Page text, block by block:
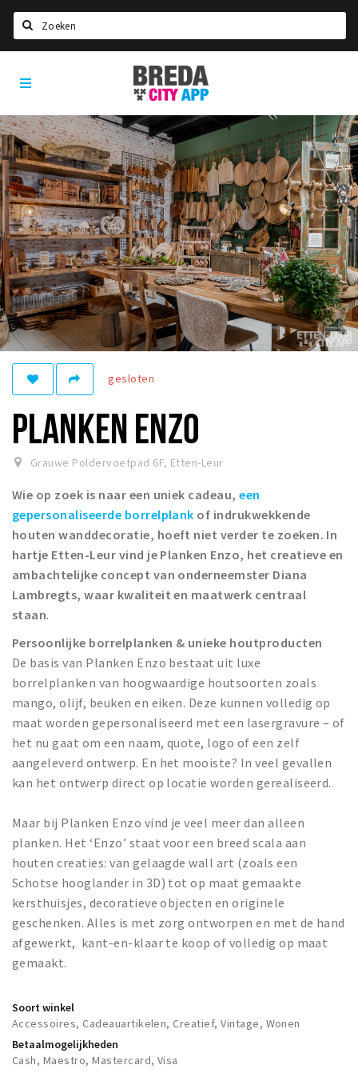
Home
Agenda
Deals
Party pics
Nieuws, interviews & blogs
Eten
Drinken
Slapen
Recreatief
Winkels
Winkelgebieden
Bezienswaardigheden
Musea, theaters & podia
Uitjes & activiteiten
Toeristische routes
Natuurgebieden
Baroniepoorten
Sport
Privacy
Inloggen
Breda
City
App
gesloten
PLANKEN ENZO
Grauwe Poldervoetpad 6F, Etten-Leur
Wie op zoek is naar een uniek cadeau, een
gepersonaliseerde borrelplank of indrukwekkende
houten wanddecoratie, hoeft niet verder te zoeken. In
hartje Etten-Leur vind je Planken Enzo, het creatieve en
ambachtelijke concept van onderneemster Diana
Lambregts, waar kwaliteit en maatwerk centraal
staan.
Persoonlijke borrelplanken & unieke houtproducten
De basis van Planken Enzo bestaat uit luxe
borrelplanken van hoogwaardige houtsoorten zoals
mango, olijf, beuken en eiken. Deze kunnen volledig op
maat worden gepersonaliseerd met een lasergravure – of
het nu gaat om een naam, quote, logo of een zelf
aangeleverd ontwerp. En het mooiste? In veel gevallen
kan het ontwerp direct op locatie worden gerealiseerd.
Maar bij Planken Enzo vind je veel meer dan alleen
planken. Het ‘Enzo’ staat voor een breed scala aan
houten creaties: van gelaagde wall art (zoals een
Schotse hooglander in 3D) tot op maat gemaakte
kersthuisjes, decoratieve objecten en originele
geschenken. Alles is met zorg ontworpen en met de hand
afgewerkt, kant-en-klaar te koop of volledig op maat
gemaakt.
Soort winkel
Accessoires, Cadeauartikelen, Creatief, Vintage, Wonen
Betaalmogelijkheden
Cash, Maestro, Mastercard, Visa